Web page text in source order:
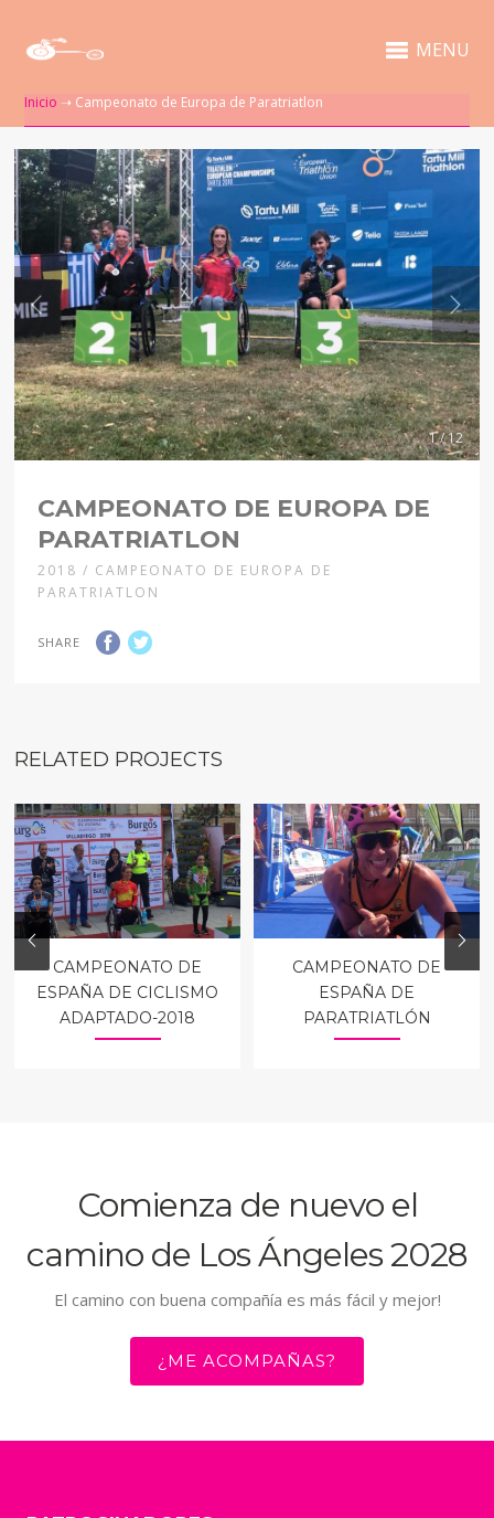
MENU
Inicio ➝ Campeonato de Europa de Paratriatlon
1 / 12
CAMPEONATO DE EUROPA DE
PARATRIATLON
2018 / CAMPEONATO DE EUROPA DE
PARATRIATLON
SHARE
RELATED PROJECTS
CAMPEONATO DE
ESPAÑA DE CICLISMO
ADAPTADO-2018
CAMPEONATO DE
ESPAÑA DE
PARATRIATLÓN
Comienza de nuevo el
camino de Los Ángeles 2028
El camino con buena compañía es más fácil y mejor!
¿ME ACOMPAÑAS?